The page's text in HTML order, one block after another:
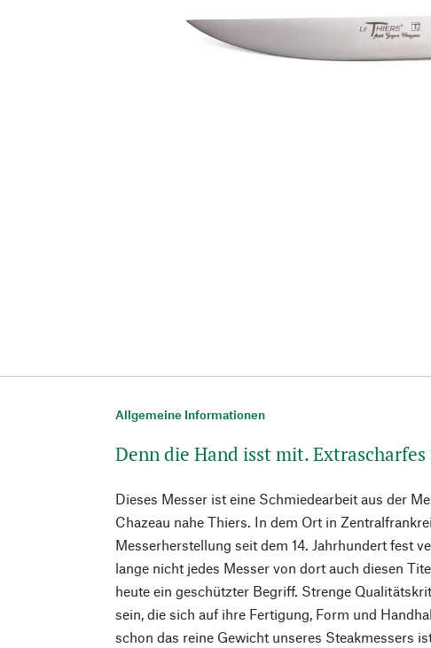
Allgemeine Informationen
Denn die Hand isst mit. Extrascharfes
Dieses Messer ist eine Schmiedearbeit aus der
Chazeau nahe Thiers. In dem Ort in
Messerherstellung seit dem 14. Jahrhundert fest
lange nicht jedes Messer von dort auch diesen
heute ein geschützter Begriff. Strenge
sein, die sich auf ihre Fertigung, Form und
schon das reine Gewicht unseres Steakmessers